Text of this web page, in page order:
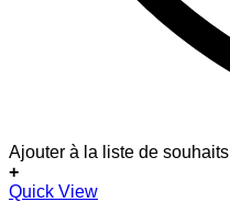
Ajouter à la liste de souhaits
+
Quick View